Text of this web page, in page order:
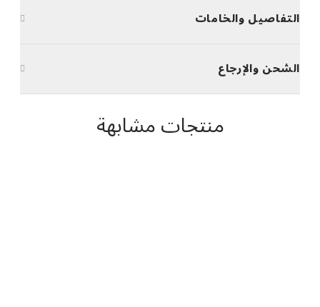
التفاصيل والخامات
الشحن والإرجاع
منتجات مشابهة